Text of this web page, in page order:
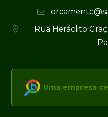
Rua Heráclito
Uma empresa